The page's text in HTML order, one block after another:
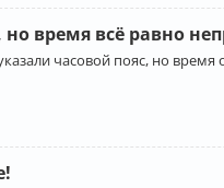
время всё равно
часовой пояс, но